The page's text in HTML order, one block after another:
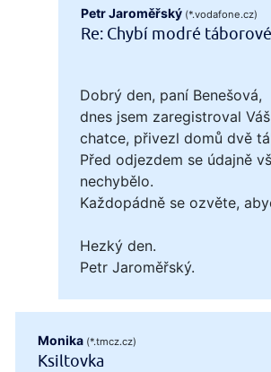
Petr Jaroměřský (*.vodafone.cz)
Re: Chybí modré
Dobrý den, paní Benešová,
dnes jsem zaregistroval
chatce, přivezl domů dvě
Před odjezdem se údajně
nechybělo.
Každopádně se ozvěte,
Hezký den.
Petr Jaroměřský.
Monika (*.tmcz.cz)
Ksiltovka